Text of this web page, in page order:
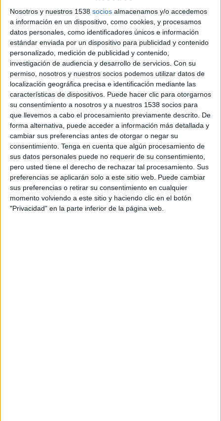
Nosotros y nuestros 1538 socios almacenamos y/o accedemos
a información en un dispositivo, como cookies, y procesamos
datos personales, como identificadores únicos e información
estándar enviada por un dispositivo para publicidad y contenido
personalizado, medición de publicidad y contenido,
investigación de audiencia y desarrollo de servicios. Con su
permiso, nosotros y nuestros socios podemos utilizar datos de
localización geográfica precisa e identificación mediante las
características de dispositivos. Puede hacer clic para otorgarnos
su consentimiento a nosotros y a nuestros 1538 socios para
que llevemos a cabo el procesamiento previamente descrito. De
forma alternativa, puede acceder a información más detallada y
cambiar sus preferencias antes de otorgar o negar su
consentimiento. Tenga en cuenta que algún procesamiento de
sus datos personales puede no requerir de su consentimiento,
pero usted tiene el derecho de rechazar tal procesamiento. Sus
preferencias se aplicarán solo a este sitio web. Puede cambiar
sus preferencias o retirar su consentimiento en cualquier
momento volviendo a este sitio y haciendo clic en el botón
"Privacidad" en la parte inferior de la página web.
al Gironès fins al 2050
L’Institut Català de l’Energia (ICAEN) ha assignat una
producció de 692,5 MW d’energia solar i 246 més d’eòlica a la
comarca del Gironès abans ...
Notícia
Alcaldes gironins de 40 municipis
reclamen aturar parcs eòlics i solars
en tramitació